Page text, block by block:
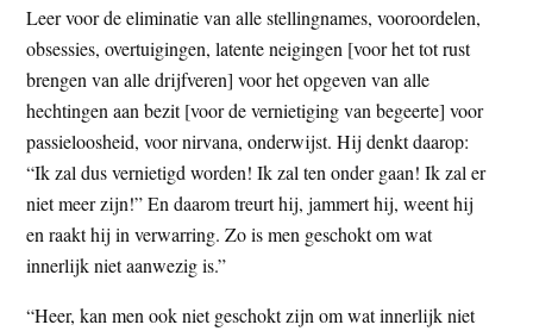
Leer voor de eliminatie van alle stellingnames, vooroordelen,
obsessies, overtuigingen, latente neigingen [voor het tot rust
brengen van alle drijfveren] voor het opgeven van alle
hechtingen aan bezit [voor de vernietiging van begeerte] voor
passieloosheid, voor nirvana, onderwijst. Hij denkt daarop:
“Ik zal dus vernietigd worden! Ik zal ten onder gaan! Ik zal er
niet meer zijn!” En daarom treurt hij, jammert hij, weent hij
en raakt hij in verwarring. Zo is men geschokt om wat
innerlijk niet aanwezig is.”
“Heer, kan men ook niet geschokt zijn om wat innerlijk niet